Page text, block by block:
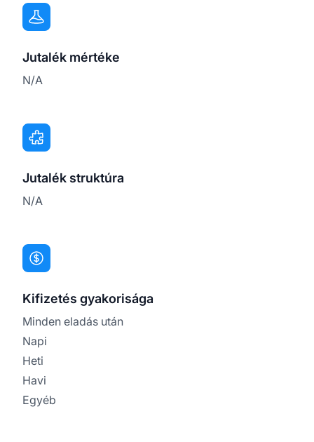
Jutalék mértéke
N/A
Jutalék struktúra
N/A
Kifizetés gyakorisága
Minden eladás után
Napi
Heti
Havi
Egyéb